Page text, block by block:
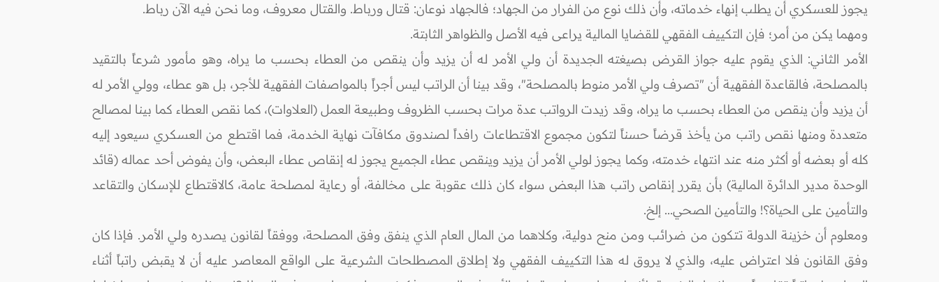
يجوز للعسكري أن يطلب إنهاء خدماته، وأن ذلك نوع من الفرار من الجهاد؛ فالجهاد نوعان: قتال ورباط. والقتال معروف، وما نحن فيه الآن رباط.
ومهما يكن من أمر؛ فإن التكييف الفقهي للقضايا المالية يراعى فيه الأصل والظواهر الثابتة.
الأمر الثاني: الذي يقوم عليه جواز القرض بصيغته الجديدة أن ولي الأمر له أن يزيد وأن ينقص من العطاء بحسب ما يراه، وهو مأمور شرعاً بالتقيد
بالمصلحة، فالقاعدة الفقهية أن "تصرف ولي الأمر منوط بالمصلحة"، وقد بينا أن الراتب ليس أجراً بالمواصفات الفقهية للأجر، بل هو عطاء، وولي الأمر له
أن يزيد وأن ينقص من العطاء بحسب ما يراه، وقد زيدت الرواتب عدة مرات بحسب الظروف وطبيعة العمل (العلاوات)، كما نقص العطاء كما بينا لمصالح
متعددة ومنها نقص راتب من يأخذ قرضاً حسناً لتكون مجموع الاقتطاعات رافداً لصندوق مكافآت نهاية الخدمة، فما اقتطع من العسكري سيعود إليه
كله أو بعضه أو أكثر منه عند انتهاء خدمته، وكما يجوز لولي الأمر أن يزيد وينقص عطاء الجميع يجوز له إنقاص عطاء البعض، وأن يفوض أحد عماله (قائد
الوحدة مدير الدائرة المالية) بأن يقرر إنقاص راتب هذا البعض سواء كان ذلك عقوبة على مخالفة، أو رعاية لمصلحة عامة، كالاقتطاع للإسكان والتقاعد
والتأمين على الحياة؟! والتأمين الصحي... إلخ.
ومعلوم أن خزينة الدولة تتكون من ضرائب ومن منح دولية، وكلاهما من المال العام الذي ينفق وفق المصلحة، ووفقاً لقانون يصدره ولي الأمر. فإذا كان
وفق القانون فلا اعتراض عليه، والذي لا يروق له هذا التكييف الفقهي ولا إطلاق المصطلحات الشرعية على الواقع المعاصر عليه أن لا يقبض راتباً أثناء